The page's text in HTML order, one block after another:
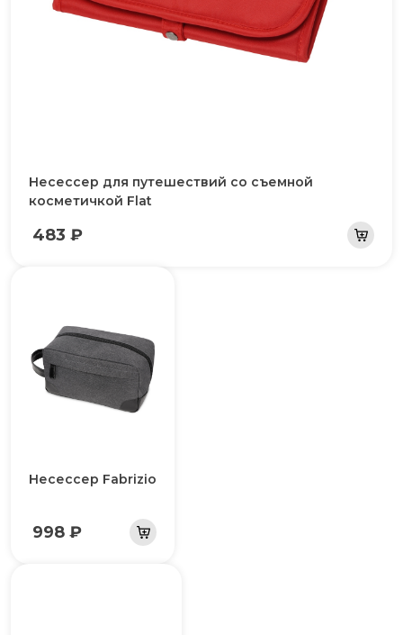
Несессер для путешествий со съемной
косметичкой Flat
483 ₽
Несессер Fabrizio
998 ₽